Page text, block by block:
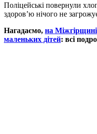
Поліцейські повернули
здоров’ю нічого не
Нагадаємо, на
маленьких дітей: всі